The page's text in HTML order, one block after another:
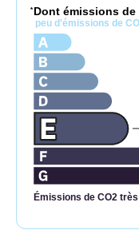
* Dont émissions de
peu d'émissions de
Émissions de CO2